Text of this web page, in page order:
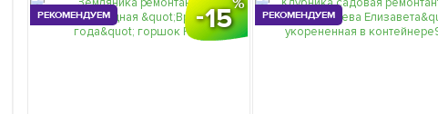
15
РЕКОМЕНДУЕМ РЕКОМЕНДУЕМ